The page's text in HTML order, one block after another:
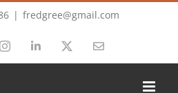
| fredgree@gmail.com
InstagramLinkedIn Email